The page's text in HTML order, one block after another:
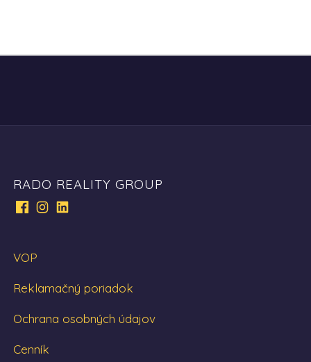
RADO REALITY GROUP
VOP
Reklamačný poriadok
Ochrana osobných údajov
Cenník